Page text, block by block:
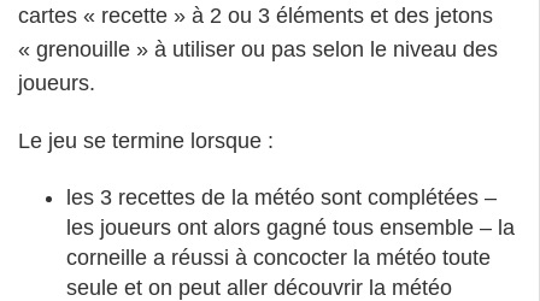
cartes « recette » à 2 ou 3 éléments et des jetons
« grenouille » à utiliser ou pas selon le niveau des
joueurs.
Le jeu se termine lorsque :
les 3 recettes de la météo sont complétées –
les joueurs ont alors gagné tous ensemble – la
corneille a réussi à concocter la météo toute
seule et on peut aller découvrir la météo